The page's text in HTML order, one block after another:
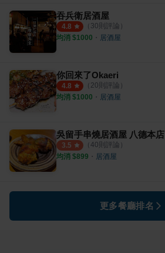
吞兵衛居酒屋
4.8 （ 30則評論）
均消 $1000 ・ 居酒屋
你回來了Okaeri
4.8 （ 20則評論）
均消 $1000 ・ 居酒屋
吳留手串燒居酒屋 八德本店
3.5 （ 40則評論）
均消 $899 ・ 居酒屋
更多餐廳排名